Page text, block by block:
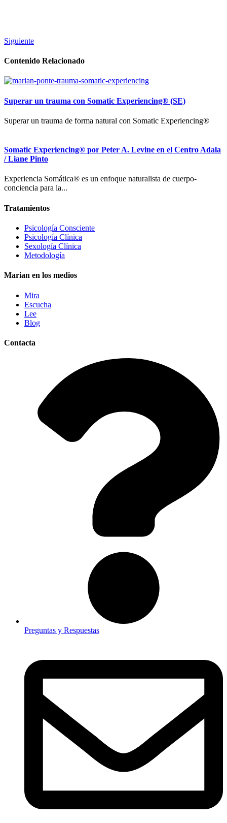
Siguiente
Contenido Relacionado
Superar un trauma con Somatic Experiencing® (SE)
Superar un trauma de forma natural con Somatic Experiencing®
Somatic Experiencing® por Peter A. Levine en el Centro Adala
/ Liane Pinto
Experiencia Somática® es un enfoque naturalista de cuerpo-
conciencia para la...
Tratamientos
Psicología Consciente
Psicología Clínica
Sexología Clínica
Metodología
Marian en los medios
Mira
Escucha
Lee
Blog
Contacta
Preguntas y Respuestas